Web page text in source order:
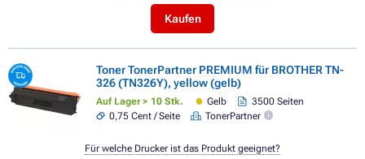
Kaufen
Toner TonerPartner PREMIUM für BROTHER TN-
326 (TN326Y), yellow (gelb)
Auf Lager > 10 Stk. Gelb
3500 Seiten
0,75 Cent / Seite
TonerPartner
Für welche Drucker ist das Produkt geeignet?